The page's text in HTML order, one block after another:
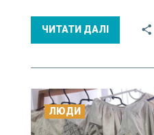
ЧИТАТИ ДАЛІ
ЛЮДИ